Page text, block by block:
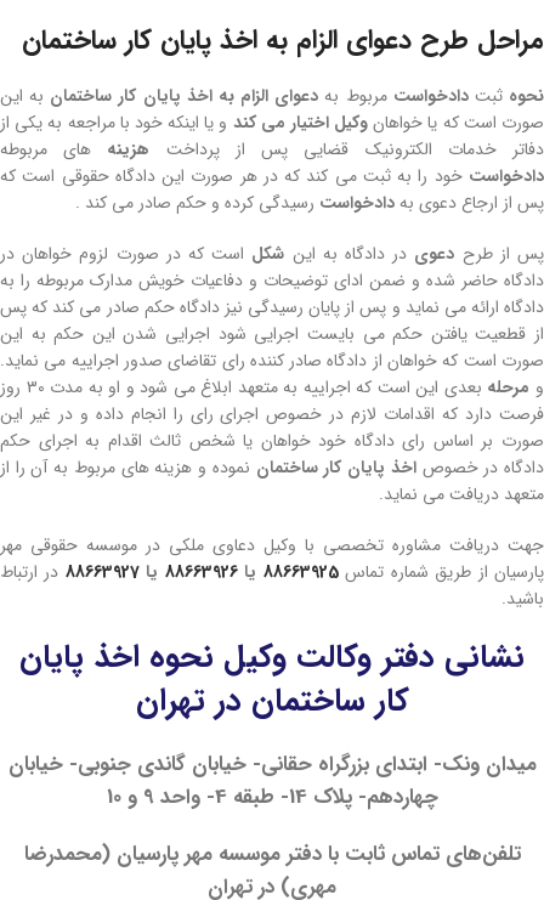
مراحل طرح دعوای الزام به اخذ پایان کار ساختمان
نحوه ثبتدادخواست مربوط به دعوای الزام به اخذ پایان کار ساختمان به این
صورت است که یا خواهانوکیل اختیار می کند و یا اینکه خود با مراجعه به یکی از
دفاتر خدمات الکترونیک قضایی پس از پرداخت هزینه
های مربوطه
دادخواست خود را به ثبت می کند که در هر صورت این دادگاه حقوقی است که
پس از ارجاع دعوی بهدادخواست رسیدگی کرده و حکم صادر می کند .
پس از طرح دعوی در دادگاه به این شکل است که در صورت لزوم خواهان در
دادگاه حاضر شده و ضمن ادای توضیحات و دفاعیات خویش مدارک مربوطه را به
دادگاه ارائه می نماید و پس از پایان رسیدگی نیز دادگاه حکم صادر می کند که پس
از قطعیت یافتن حکم می بایست اجرایی شود اجرایی شدن این حکم به این
صورت است که خواهان از دادگاه صادر کننده رای تقاضای صدور اجراییه می نماید.
و مرحله
بعدی این است که اجراییه به متعهد ابلاغ می شود و او به مدت 30 روز
فرصت دارد که اقدامات لازم در خصوص اجرای رای را انجام داده و در غیر این
صورت بر اساس رای دادگاه خود خواهان یا شخص ثالث اقدام به اجرای حکم
دادگاه در خصوص اخذ پایان کار ساختمان نموده و هزینه های مربوط به آن را از
متعهد دریافت می نماید.
جهت دریافت مشاوره تخصصی با وکیل دعاوی ملکی در موسسه حقوقی مهر
پارسیان از طریق شماره تماس88663925 یا88663926 یا88663927 در ارتباط
باشید.
نشانی دفتر وکالت وکیل نحوه اخذ پایان
کار ساختمان در تهران
میدان ونک- ابتدای بزرگراه حقانی- خیابان گاندی جنوبی- خیابان
چهاردهم- پلاک 14- طبقه 4- واحد 9 و 10
تلفن‌های تماس ثابت با دفتر موسسه مهر پارسیان (محمدرضا
مهری) در تهران